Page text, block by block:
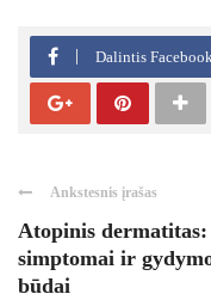
Dalintis
Ankstesnis įrašas
Atopinis dermatitas:
simptomai ir
būdai